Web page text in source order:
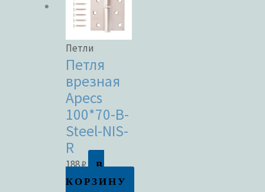
Петли
Петля
врезная
Apecs
100*70-B-
Steel-NIS-
R
188₽
В
КОРЗИНУ